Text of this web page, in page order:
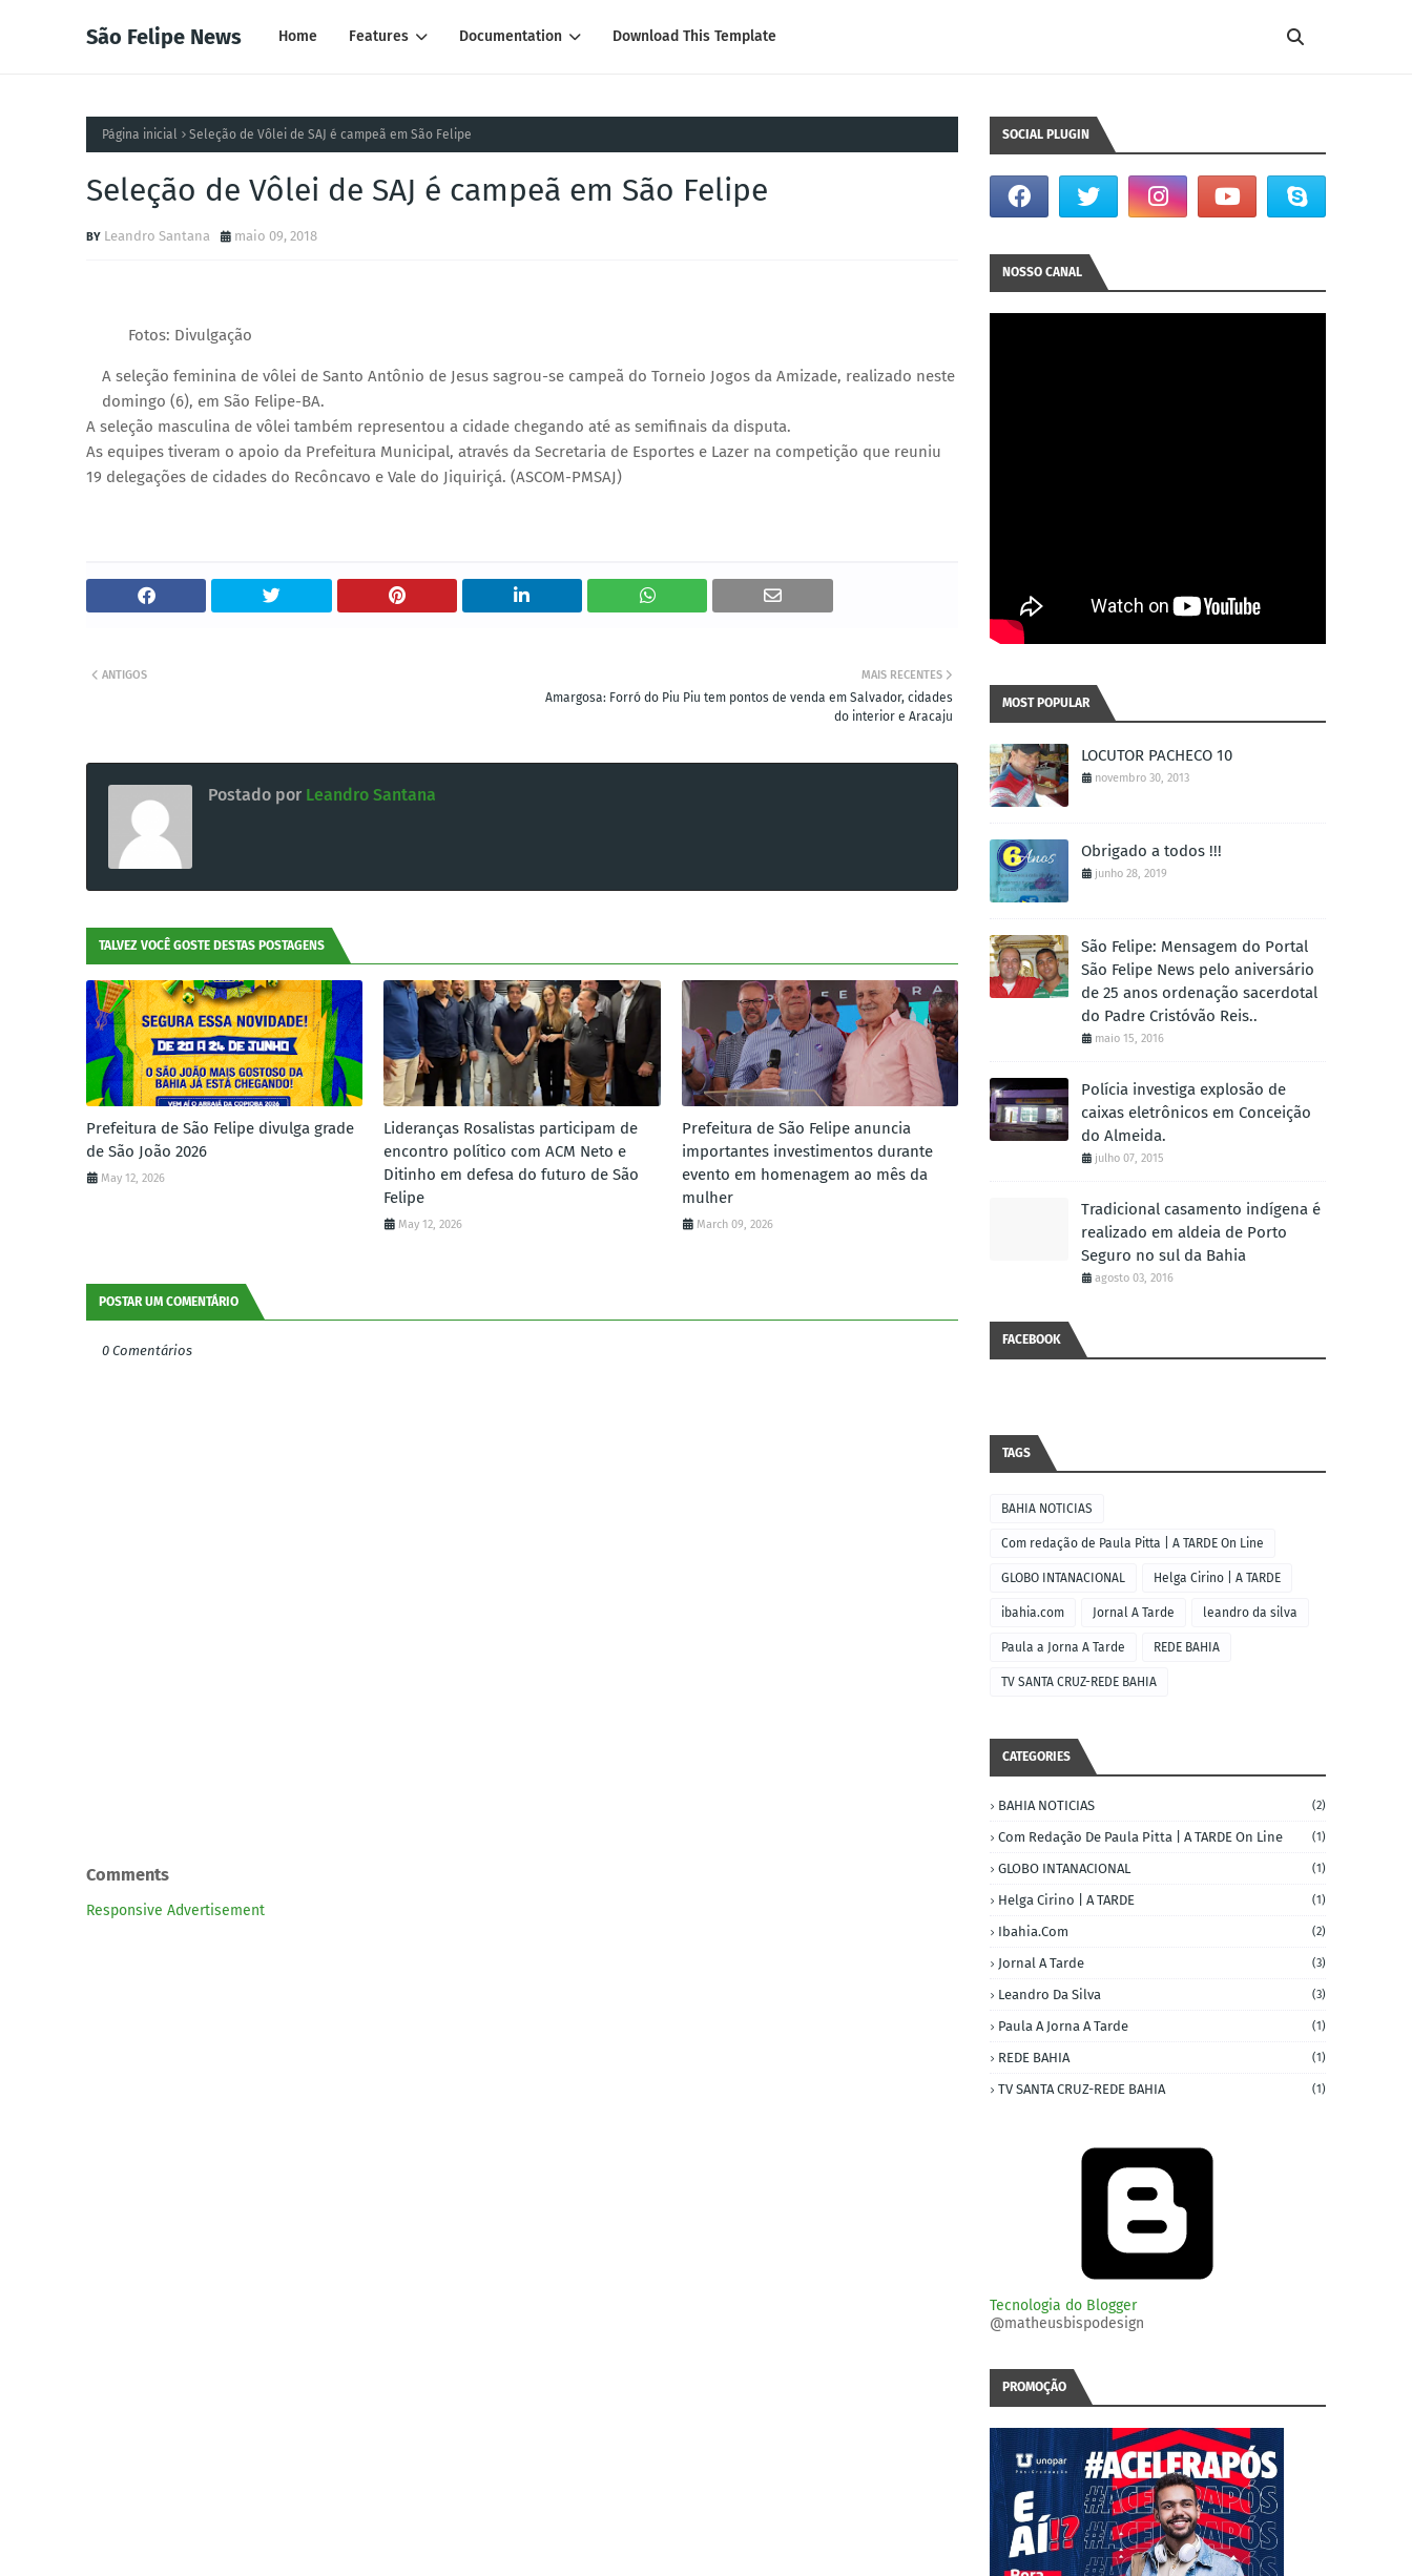
São Felipe News Home Features Documentation Download This Template
Página inicial Seleção de Vôlei de SAJ é campeã em São Felipe
Seleção de Vôlei de SAJ é campeã em São Felipe
Leandro Santana maio 09, 2018
Fotos: Divulgação
A seleção feminina de vôlei de Santo Antônio de Jesus sagrou-se campeã do Torneio Jogos da Amizade, realizado neste
domingo (6), em São Felipe-BA.
A seleção masculina de vôlei também representou a cidade chegando até as semifinais da disputa.
As equipes tiveram o apoio da Prefeitura Municipal, através da Secretaria de Esportes e Lazer na competição que reuniu
19 delegações de cidades do Recôncavo e Vale do Jiquiriçá. (ASCOM-PMSAJ)
MAIS RECENTES
Amargosa: Forró do Piu Piu tem pontos de venda em Salvador, cidades
do interior e Aracaju
ANTIGOS
Postado por Leandro Santana
TALVEZ VOCÊ GOSTE DESTAS POSTAGENS
Prefeitura de São Felipe divulga grade
de São João 2026
May 12, 2026
Lideranças Rosalistas participam de
encontro político com ACM Neto e
Ditinho em defesa do futuro de São
Felipe
May 12, 2026
Prefeitura de São Felipe anuncia
importantes investimentos durante
evento em homenagem ao mês da
mulher
March 09, 2026
POSTAR UM COMENTÁRIO
0 Comentários
Comments
Responsive Advertisement
SOCIAL PLUGIN
NOSSO CANAL
MOST POPULAR
LOCUTOR PACHECO 10
novembro 30, 2013
Obrigado a todos !!!
junho 28, 2019
São Felipe: Mensagem do Portal
São Felipe News pelo aniversário
de 25 anos ordenação sacerdotal
do Padre Cristóvão Reis..
maio 15, 2016
Polícia investiga explosão de
caixas eletrônicos em Conceição
do Almeida.
julho 07, 2015
Tradicional casamento indígena é
realizado em aldeia de Porto
Seguro no sul da Bahia
agosto 03, 2016
FACEBOOK
TAGS
BAHIA NOTICIAS
Com redação de Paula Pitta | A TARDE On Line
GLOBO INTANACIONAL Helga Cirino | A TARDE
ibahia.com Jornal A Tarde leandro da silva
Paula a Jorna A Tarde REDE BAHIA
TV SANTA CRUZ-REDE BAHIA
CATEGORIES
BAHIA NOTICIAS (2)
Com Redação De Paula Pitta | A TARDE On Line (1)
GLOBO INTANACIONAL (1)
Helga Cirino | A TARDE (1)
Ibahia.com (2)
Jornal A Tarde (3)
Leandro Da Silva (3)
Paula A Jorna A Tarde (1)
REDE BAHIA (1)
TV SANTA CRUZ-REDE BAHIA (1)
Tecnologia do Blogger
@matheusbispodesign
PROMOÇÃO